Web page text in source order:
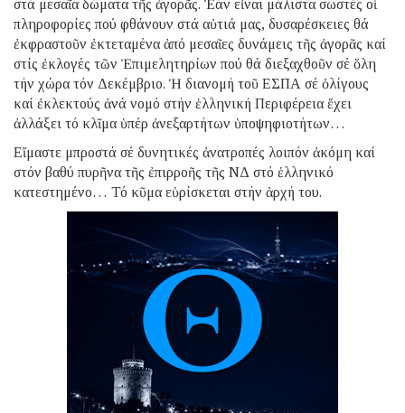
στά μεσαῖα δώματα τῆς ἀγορᾶς. Ἐάν εἶναι μάλιστα σωστές οἱ
πληροφορίες πού φθάνουν στά αὐτιά μας, δυσαρέσκειες θά
ἐκφραστοῦν ἐκτεταμένα ἀπό μεσαῖες δυνάμεις τῆς ἀγορᾶς καί
στίς ἐκλογές τῶν Ἐπιμελητηρίων πού θά διεξαχθοῦν σέ ὅλη
τήν χώρα τόν Δεκέμβριο. Ἡ διανομή τοῦ ΕΣΠΑ σέ ὀλίγους
καί ἐκλεκτούς ἀνά νομό στήν ἑλληνική Περιφέρεια ἔχει
ἀλλάξει τό κλῖμα ὑπέρ ἀνεξαρτήτων ὑποψηφιοτήτων…
Εἴμαστε μπροστά σέ δυνητικές ἀνατροπές λοιπόν ἀκόμη καί
στόν βαθύ πυρῆνα τῆς ἐπιρροῆς τῆς ΝΔ στό ἑλληνικό
κατεστημένο… Τό κῦμα εὑρίσκεται στήν ἀρχή του.